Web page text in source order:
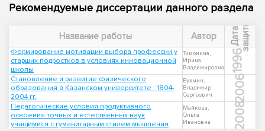
Рекомендуемые диссертации данного раздела
Название работы Автор Д
а
т
а
з
а
щ
и
т ы
Формирование мотивации выбора профессии у
старших подростков в условиях инновационной
школы
Тимонина,
Ирина
Владимировна
1996
Становление и развитие физического
образования в Казанском университете : 1804-
2004 гг.
Бухмин,
Владимир
Сергеевич
2006
Педагогические условия продуктивного
освоения точных и естественных наук
учащимися с гуманитарным стилем мышления
Майкова,
Ольга
Ивановна
2008